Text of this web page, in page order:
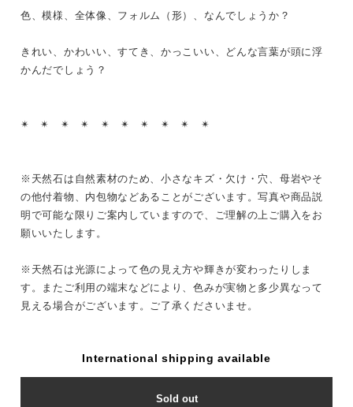
色、模様、全体像、フォルム（形）、なんでしょうか？
きれい、かわいい、すてき、かっこいい、どんな言葉が頭に浮
かんだでしょう？
✴︎ ✴︎ ✴︎ ✴︎ ✴︎ ✴︎ ✴︎ ✴︎ ✴︎ ✴︎
※天然石は自然素材のため、小さなキズ・欠け・穴、母岩やそ
の他付着物、内包物などあることがございます。写真や商品説
明で可能な限りご案内していますので、ご理解の上ご購入をお
願いいたします。
※天然石は光源によって色の見え方や輝きが変わったりしま
す。またご利用の端末などにより、色みが実物と多少異なって
見える場合がございます。ご了承くださいませ。
International shipping available
Sold out